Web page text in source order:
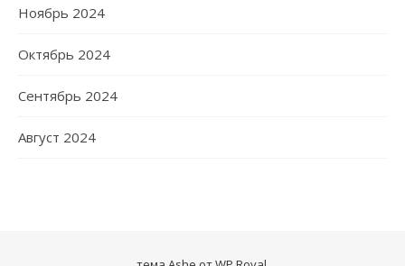
Ноябрь 2024
Октябрь 2024
Сентябрь 2024
Август 2024